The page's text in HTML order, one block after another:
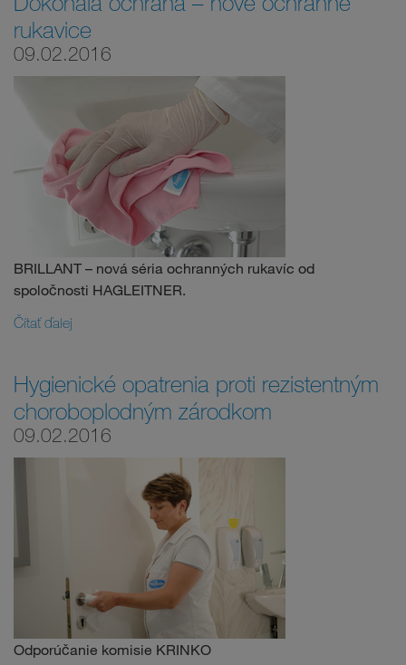
rukavice
09.02.2016
BRILLANT – nová séria ochranných rukavíc od
spoločnosti HAGLEITNER.
Čítať ďalej
Hygienické opatrenia proti rezistentným
choroboplodným zárodkom
09.02.2016
Odporúčanie komisie KRINKO